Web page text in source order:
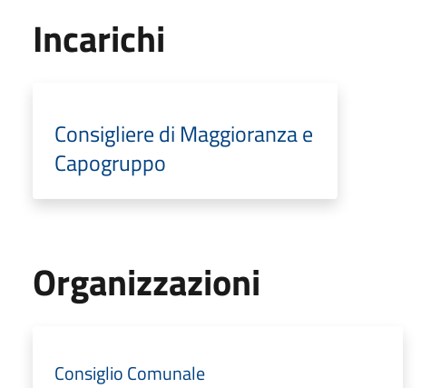
Incarichi
Consigliere di Maggioranza e
Capogruppo
Organizzazioni
Consiglio Comunale